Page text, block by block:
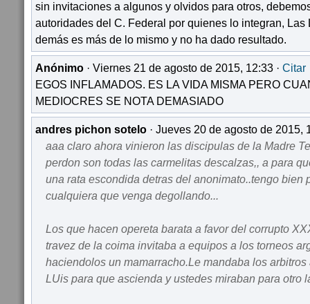
sin invitaciones a algunos y olvidos para otros,
autoridades del C. Federal por quienes lo integran, Las
demás es más de lo mismo y no ha dado resultado.
Anónimo · Viernes 21 de agosto de 2015, 12:33 · Citar
EGOS INFLAMADOS. ES LA VIDA MISMA PERO
MEDIOCRES SE NOTA DEMASIADO
andres pichon sotelo · Jueves 20 de agosto de 2015,
aaa claro ahora vinieron las discipulas de la Madre
perdon son todas las carmelitas descalzas,, a para
una rata escondida detras del anonimato..tengo bien
cualquiera que venga degollando...
Los que hacen opereta barata a favor del corrupto
travez de la coima invitaba a equipos a los torneos
haciendolos un mamarracho.Le mandaba los
LUis para que ascienda y ustedes miraban para otro